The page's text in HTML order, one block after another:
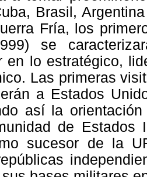
Brasil,
Fría, los
se
en lo estratégico,
Las primeras
a Estados
así la
de Estados
sucesor de la